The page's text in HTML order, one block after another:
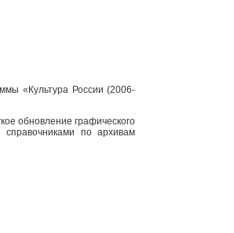
«Культура России (2006-
обновление графического
по архивам